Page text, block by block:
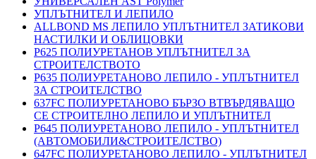
УПЛЪТНИТЕЛ И ЛЕПИЛО
ALLBOND MS ЛЕПИЛО УПЛЪТНИТЕЛ ЗАТИКОВИ
НАСТИЛКИ И ОБЛИЦОВКИ
P625 ПОЛИУРЕТАНОВ УПЛЪТНИТЕЛ ЗА
СТРОИТЕЛСТВОТО
P635 ПОЛИУРЕТАНОВО ЛЕПИЛО - УПЛЪТНИТЕЛ
ЗА СТРОИТЕЛСТВО
637FC ПОЛИУРЕТАНОВО БЪРЗО ВТВЪРДЯВАЩО
СЕ СТРОИТЕЛНО ЛЕПИЛО И УПЛЪТНИТЕЛ
P645 ПОЛИУРЕТАНОВО ЛЕПИЛО - УПЛЪТНИТЕЛ
(АВТОМОБИЛИ&СТРОИТЕЛСТВО)
647FC ПОЛИУРЕТАНОВО ЛЕПИЛО - УПЛЪТНИТЕЛ